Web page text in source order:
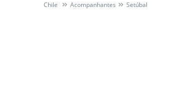
Chile Acompanhantes Setúbal